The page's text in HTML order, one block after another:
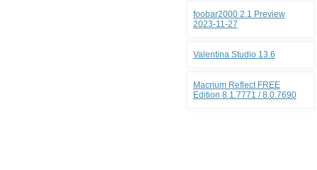
foobar2000 2.1 Preview
2023-11-27
Valentina Studio 13.6
Macrium Reflect FREE
Edition 8.1.7771 / 8.0.7690